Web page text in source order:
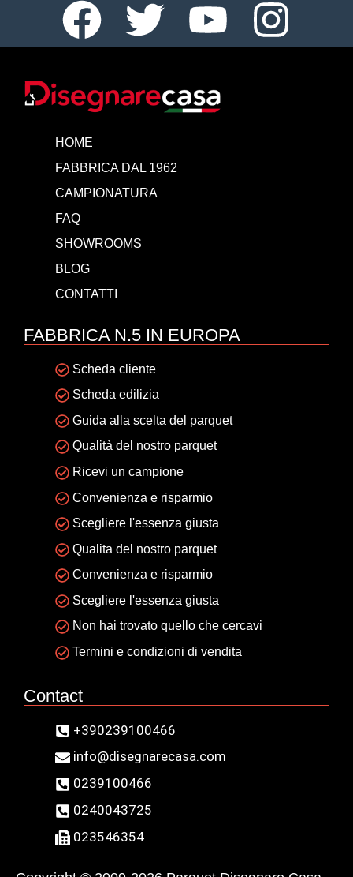
HOME
FABBRICA DAL 1962
CAMPIONATURA
FAQ
SHOWROOMS
BLOG
CONTATTI
FABBRICA N.5 IN EUROPA
Scheda cliente
Scheda edilizia
Guida alla scelta del parquet
Qualità del nostro parquet
Ricevi un campione
Convenienza e risparmio
Scegliere l'essenza giusta
Qualita del nostro parquet
Convenienza e risparmio
Scegliere l'essenza giusta
Non hai trovato quello che cercavi
Termini e condizioni di vendita
Contact
+390239100466
info@disegnarecasa.com
0239100466
0240043725
023546354